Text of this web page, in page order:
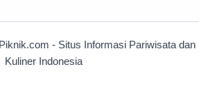
- Situs Informasi Pariwisata dan
Kuliner Indonesia